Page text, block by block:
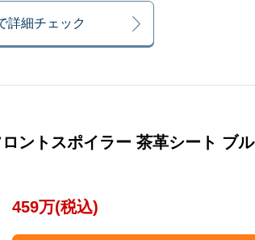
詳細チェック
ントスポイラー 茶革シート ブル
459万(税込)